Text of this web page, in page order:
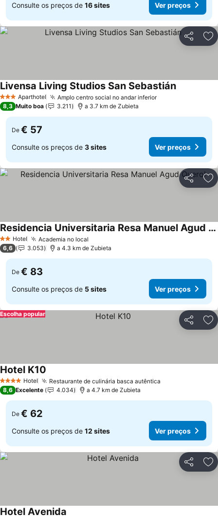
Consulte os preços de 16 sites Ver preços
Partilhar
3 EstrelasAparthotel Amplo centro social no andar inferior
Livensa Living Studios San Sebastián
8,3 Muito boa 3.211 a 3.7 km de Zubieta
De € 57
Consulte os preços de 3 sites Ver preços
Partilhar
2 Estrelas
Hotel Academia no local
Residencia Universitaria Resa Manuel Agud Querol
6,6 3.053 a 4.3 km de Zubieta
De € 83
Consulte os preços de 5 sites Ver preços
Partilhar
Escolha popular
4 EstrelasHotel Restaurante de culinária basca autêntica
Hotel K10
8,6 Excelente 4.034 a 4.7 km de Zubieta
De € 62
Consulte os preços de 12 sites Ver preços
Partilhar
Hotel Avenida